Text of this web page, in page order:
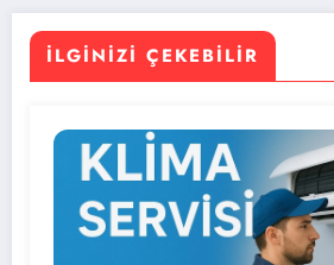
İLGINIZI ÇEKEBILIR